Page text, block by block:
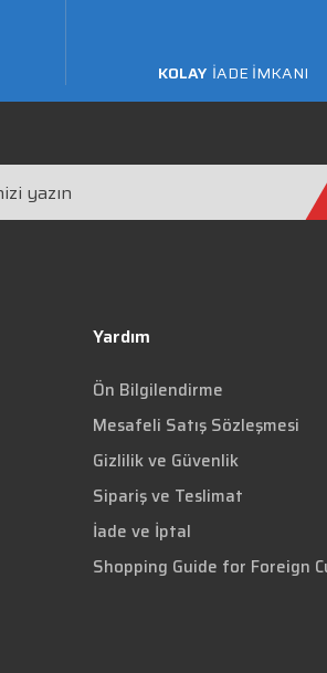
KOLAY İADE İMKANI
Yardım
Ön Bilgilendirme
Mesafeli Satış Sözleşmesi
Gizlilik ve Güvenlik
Sipariş ve Teslimat
İade ve İptal
Shopping Guide for Foreign